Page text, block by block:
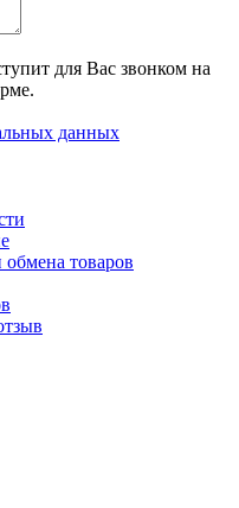
для Вас звонком на
данных
товаров